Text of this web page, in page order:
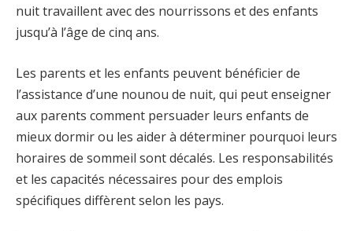
nuit travaillent avec des nourrissons et des enfants
jusqu’à l’âge de cinq ans.
Les parents et les enfants peuvent bénéficier de
l’assistance d’une nounou de nuit, qui peut enseigner
aux parents comment persuader leurs enfants de
mieux dormir ou les aider à déterminer pourquoi leurs
horaires de sommeil sont décalés. Les responsabilités
et les capacités nécessaires pour des emplois
spécifiques diffèrent selon les pays.